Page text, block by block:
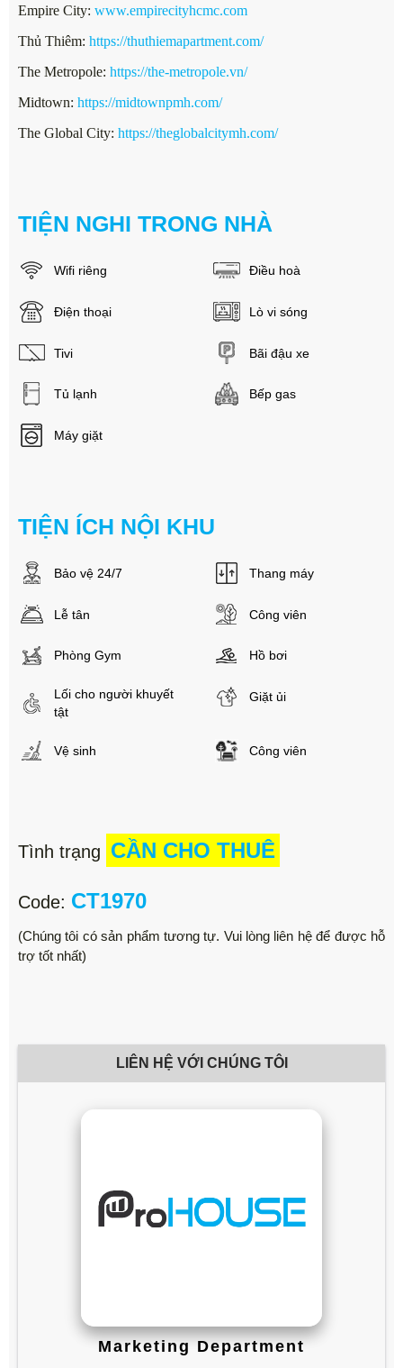
Empire City: www.empirecityhcmc.com
Thủ Thiêm: https://thuthiemapartment.com/
The Metropole: https://the-metropole.vn/
Midtown: https://midtownpmh.com/
The Global City: https://theglobalcitymh.com/
TIỆN NGHI TRONG NHÀ
Wifi riêng Điều hoà
Điện thoại Lò vi sóng
Tivi Bãi đậu xe
Tủ lạnh Bếp gas
Máy giặt
TIỆN ÍCH NỘI KHU
Bảo vệ 24/7 Thang máy
Lễ tân Công viên
Phòng Gym Hồ bơi
Lối cho người khuyết
tật
Giặt ủi
Vệ sinh Công viên
Tình trạng CẦN CHO THUÊ
Code: CT1970
(Chúng tôi có sản phẩm tương tự. Vui lòng liên hệ để được hỗ
trợ tốt nhất)
LIÊN HỆ VỚI CHÚNG TÔI
Marketing Department